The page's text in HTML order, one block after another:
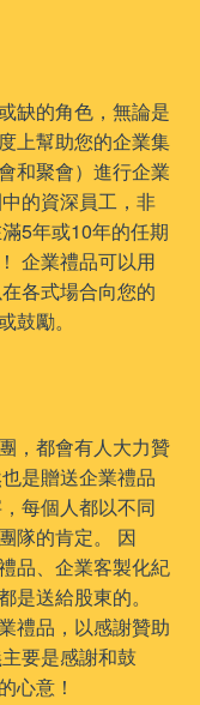
缺的角色，無論是
上幫助您的企業集
和聚會）進行企業
的資深員工，非
5年或10年的任期
企業禮品可以用
各式場合向您的
鼓勵。
，都會有人大力贊
是贈送企業禮品
每個人都以不同
隊的肯定。 因
品、企業客製化紀
送給股東的。
禮品，以感謝贊助
要是感謝和鼓
心意！